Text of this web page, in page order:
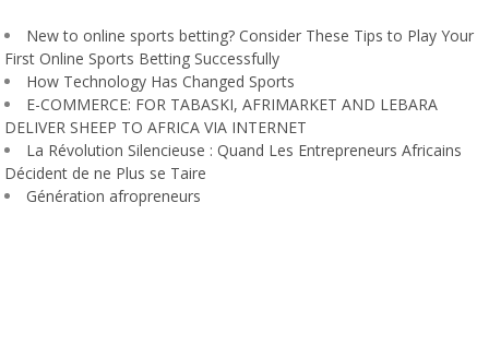
New to online sports betting? Consider These Tips to Play Your
First Online Sports Betting Successfully
How Technology Has Changed Sports
E-COMMERCE: FOR TABASKI, AFRIMARKET AND LEBARA
DELIVER SHEEP TO AFRICA VIA INTERNET
La Révolution Silencieuse : Quand Les Entrepreneurs Africains
Décident de ne Plus se Taire
Génération afropreneurs